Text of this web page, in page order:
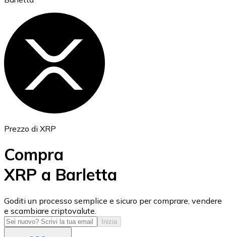
Ethereum
USD Coin
USDC
Prezzo di XRP
Compra
XRP a Barletta
Goditi un processo semplice e sicuro per comprare, vendere
e scambiare criptovalute.
Inizia